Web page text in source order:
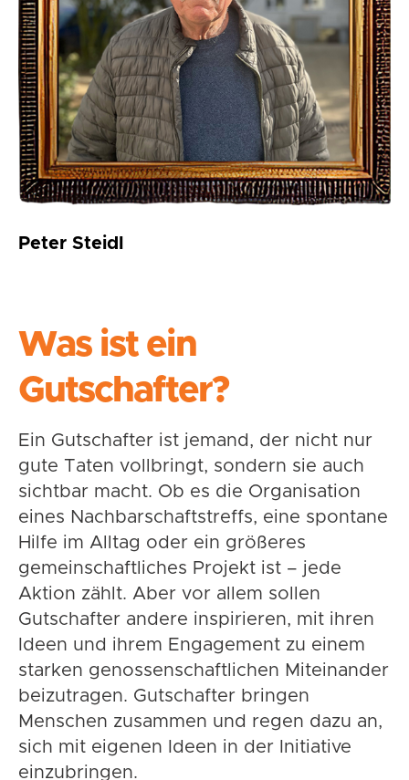
Peter Steidl
Was ist ein
Gutschafter?
Ein Gutschafter ist jemand, der nicht nur
gute Taten vollbringt, sondern sie auch
sichtbar macht. Ob es die Organisation
eines Nachbarschaftstreffs, eine spontane
Hilfe im Alltag oder ein größeres
gemeinschaftliches Projekt ist – jede
Aktion zählt. Aber vor allem sollen
Gutschafter andere inspirieren, mit ihren
Ideen und ihrem Engagement zu einem
starken genossenschaftlichen Miteinander
beizutragen. Gutschafter bringen
Menschen zusammen und regen dazu an,
sich mit eigenen Ideen in der Initiative
einzubringen.